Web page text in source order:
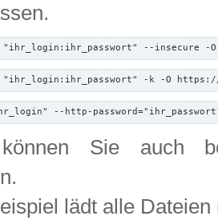
--insecure -
-k -O https://
--http-
Sie auch
lädt alle